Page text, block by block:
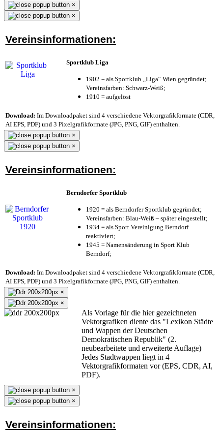
×
×
Vereinsinformationen:
Sportklub Liga
1902 = als Sportklub „Liga“ Wien gegründet;
Vereinsfarben: Schwarz-Weiß;
1910 = aufgelöst
Download: Im Downloadpaket sind 4 verschiedene Vektorgrafikformate (CDR,
AI EPS, PDF) und 3 Pixelgrafikformate (JPG, PNG, GIF) enthalten.
×
×
Vereinsinformationen:
Berndorfer Sportklub
1920 = als Berndorfer Sportklub gegründet;
Vereinsfarben: Blau-Weiß – später eingestellt;
1934 = als Sport Vereinigung Berndorf
reaktiviert;
1945 = Namensänderung in Sport Klub
Berndorf;
Download: Im Downloadpaket sind 4 verschiedene Vektorgrafikformate (CDR,
AI EPS, PDF) und 3 Pixelgrafikformate (JPG, PNG, GIF) enthalten.
×
×
Als Vorlage für die hier gezeichneten
Vektorgrafiken diente das "Lexikon Städte
und Wappen der Deutschen
Demokratischen Republik" (2.
neubearbeitete und erweiterte Auflage)
Jedes Stadtwappen liegt in 4
Vektorgrafikformaten vor (EPS, CDR, AI,
PDF).
×
×
Vereinsinformationen: